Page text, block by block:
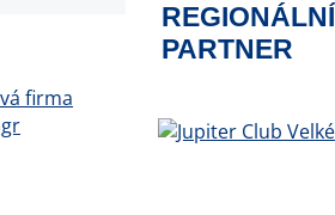
REGIONÁLNÍ
PARTNER